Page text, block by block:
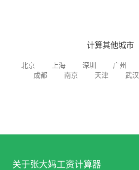
计算其他城市
北京 上海 深圳 广州
成都
南京 天津 武汉
关于张大妈工资计算器